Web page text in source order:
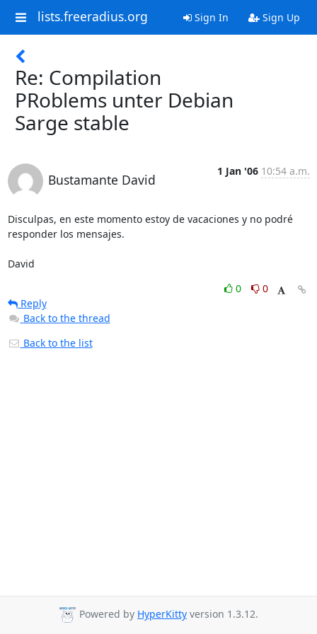
lists.freeradius.org Sign In Sign Up
Re: Compilation
PRoblems unter Debian
Sarge stable
Bustamante David
1 Jan '06 10:54 a.m.
Disculpas, en este momento estoy de vacaciones y no podré
responder los mensajes.
David
0
0
Reply
Back to the thread
Back to the list
Powered by HyperKitty version 1.3.12.